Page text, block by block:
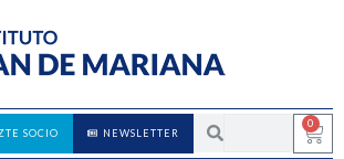
0
NEWSLETTER
SOCIO